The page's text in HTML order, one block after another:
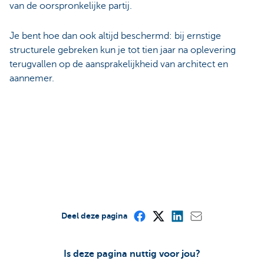
van de oorspronkelijke partij.
Je bent hoe dan ook altijd beschermd: bij ernstige
structurele gebreken kun je tot tien jaar na oplevering
terugvallen op de aansprakelijkheid van architect en
aannemer.
Is deze pagina nuttig voor jou?
Deel deze pagina